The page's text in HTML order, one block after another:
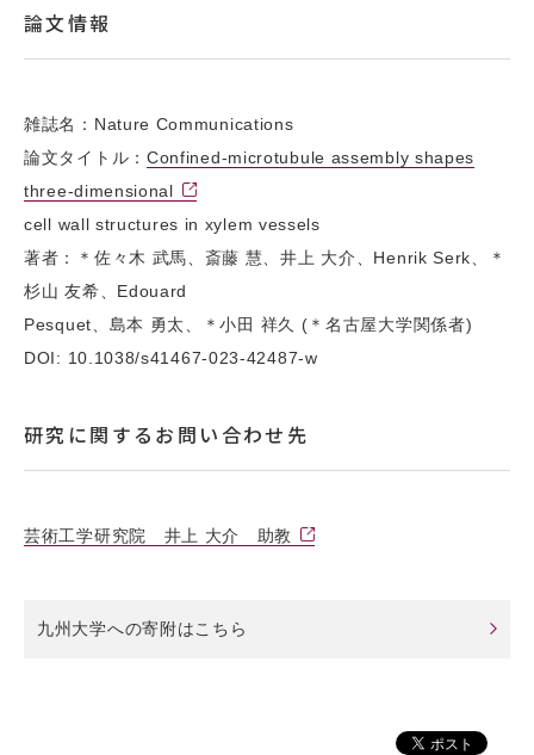
論文情報
雑誌名：Nature Communications
論文タイトル： Confined-microtubule assembly shapes
three-dimensional
cell wall structures in xylem vessels
著者：＊佐々木 武馬、斎藤 慧、井上 大介、Henrik Serk、＊
杉山 友希、Edouard
Pesquet、島本 勇太、＊小田 祥久 (＊名古屋大学関係者)
DOI: 10.1038/s41467-023-42487-w
研究に関するお問い合わせ先
芸術工学研究院 井上 大介 助教
九州大学への寄附はこちら